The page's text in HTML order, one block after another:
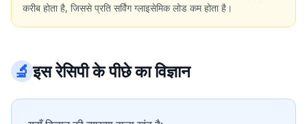
करीब होता है, जिससे प्रति सर्विंग ग्लाइसेमिक लोड कम होता है।
🔬इस रेसिपी के पीछे का विज्ञान